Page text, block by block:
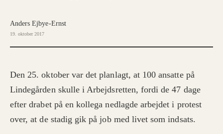
Anders Ejbye-Ernst
19. oktober 2017
Den 25. oktober var det planlagt, at 100 ansatte på
Lindegården skulle i Arbejdsretten, fordi de 47 dage
efter drabet på en kollega nedlagde arbejdet i protest
over, at de stadig gik på job med livet som indsats.